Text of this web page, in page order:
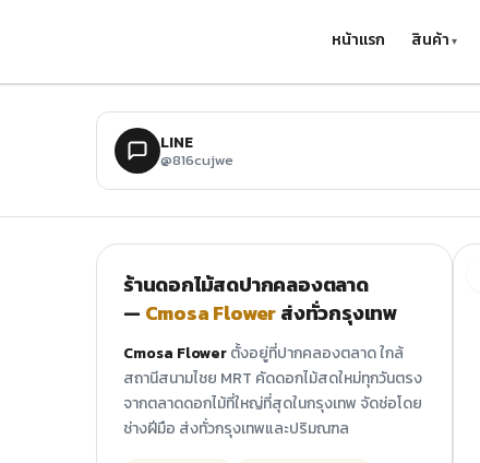
หน้าแรก สินค้า
LINE
@816cujwe
ร้านดอกไม้สดปากคลองตลาด
— Cmosa Flowerส่งทั่วกรุงเทพ
Cmosa Flowerตั้งอยู่ที่ปากคลองตลาด ใกล้
สถานีสนามไชย MRT คัดดอกไม้สดใหม่ทุกวันตรง
จากตลาดดอกไม้ที่ใหญ่ที่สุดในกรุงเทพ จัดช่อโดย
ช่างฝีมือ ส่งทั่วกรุงเทพและปริมณฑล